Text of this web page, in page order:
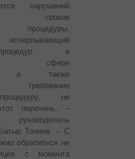
нарушений
сроков
процедуры,
в
сфере
а также
требования
не
перечень, –
Точиев. – С
обратиться не
с момента